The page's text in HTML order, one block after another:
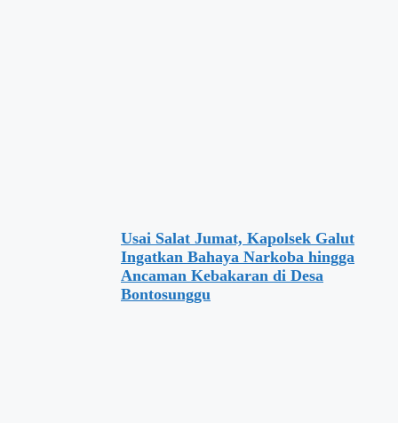
Usai Salat Jumat, Kapolsek Galut
Ingatkan Bahaya Narkoba hingga
Ancaman Kebakaran di Desa
Bontosunggu